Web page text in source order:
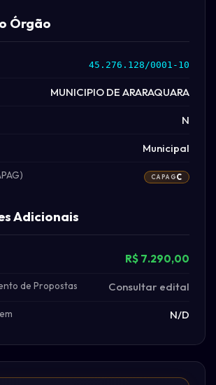
Órgão
45.276.128/0001-10
MUNICIPIO DE ARARAQUARA
N
Municipal
CAPAGC
Adicionais
R$ 7.290,00
de Propostas Consultar edital
N/D